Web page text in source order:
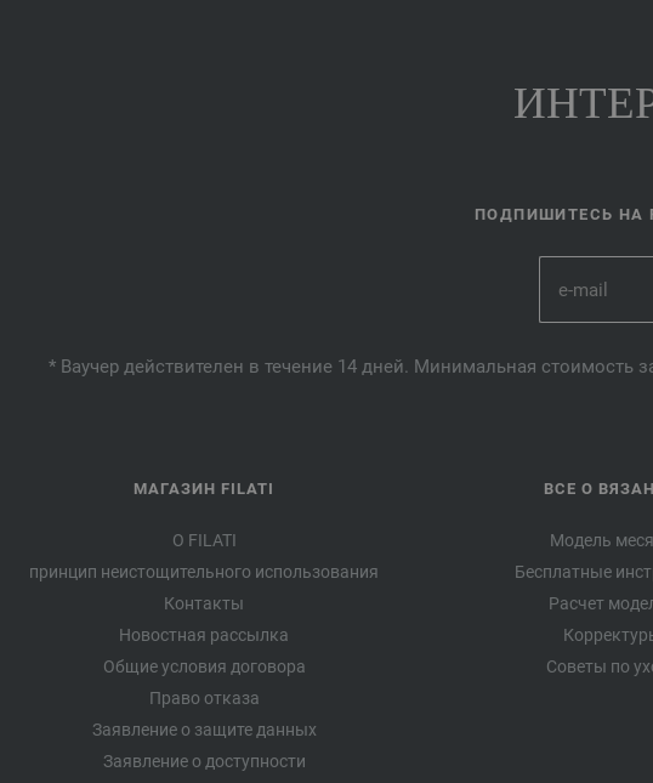
ПОДПИШИТЕСЬ НА
* Ваучер действителен в течение 14 дней. Минимальная стоимость
МАГАЗИН FILATI
О FILATI
принцип неистощительного использования
Контакты
Новостная рассылка
Общие условия договора
Право отказа
Заявление о защите данных
Заявление о доступности
ВСЕ О
Модель
Бесплатные
Расчет
Советы по